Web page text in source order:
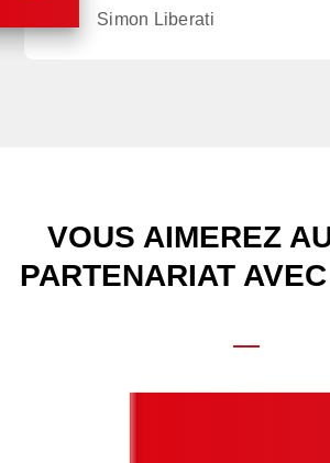
Simon Liberati
VOUS AIMEREZ
PARTENARIAT